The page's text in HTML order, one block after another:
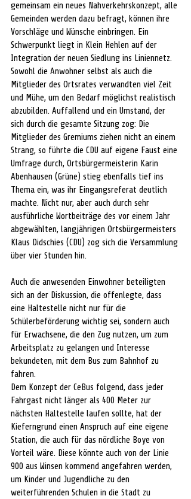
gemeinsam ein neues Nahverkehrskonzept, alle
Gemeinden werden dazu befragt, können ihre
Vorschläge und Wünsche einbringen. Ein
Schwerpunkt liegt in Klein Hehlen auf der
Integration der neuen Siedlung ins Liniennetz.
Sowohl die Anwohner selbst als auch die
Mitglieder des Ortsrates verwandten viel Zeit
und Mühe, um den Bedarf möglichst realistisch
abzubilden. Auffallend und ein Umstand, der
sich durch die gesamte Sitzung zog: Die
Mitglieder des Gremiums ziehen nicht an einem
Strang, so führte die CDU auf eigene Faust eine
Umfrage durch, Ortsbürgermeisterin Karin
Abenhausen (Grüne) stieg ebenfalls tief ins
Thema ein, was ihr Eingangsreferat deutlich
machte. Nicht nur, aber auch durch sehr
ausführliche Wortbeiträge des vor einem Jahr
abgewählten, langjährigen Ortsbürgermeisters
Klaus Didschies (CDU) zog sich die Versammlung
über vier Stunden hin.
Auch die anwesenden Einwohner beteiligten
sich an der Diskussion, die offenlegte, dass
eine Haltestelle nicht nur für die
Schülerbeförderung wichtig sei, sondern auch
für Erwachsene, die den Zug nutzen, um zum
Arbeitsplatz zu gelangen und Interesse
bekundeten, mit dem Bus zum Bahnhof zu
fahren.
Dem Konzept der CeBus folgend, dass jeder
Fahrgast nicht länger als 400 Meter zur
nächsten Haltestelle laufen sollte, hat der
Kieferngrund einen Anspruch auf eine eigene
Station, die auch für das nördliche Boye von
Vorteil wäre. Diese könnte auch von der Linie
900 aus Winsen kommend angefahren werden,
um Kinder und Jugendliche zu den
weiterführenden Schulen in die Stadt zu